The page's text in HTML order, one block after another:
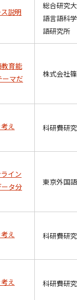
説明
総合研究
語言語科
語研究所
育能
ーマだ
株式会社
え
科研費研
イン
タ分
東京外国
え
科研費研
え
科研費研